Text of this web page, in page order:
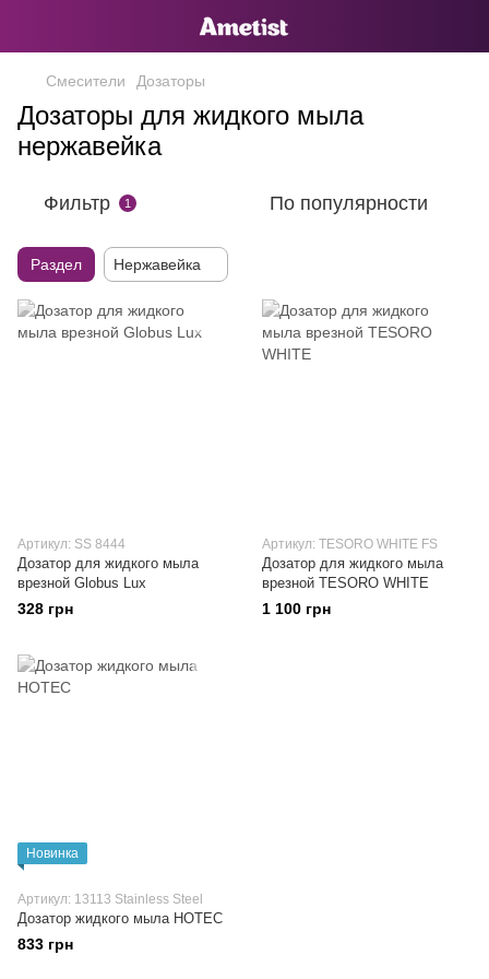
Смесители Дозаторы
Дозаторы для жидкого мыла
нержавейка
Фильтр 1 По популярности
Раздел Нержавейка
Артикул: SS 8444
Дозатор для жидкого мыла
врезной Globus Lux
328 грн
Артикул: TESORO WHITE FS
Дозатор для жидкого мыла
врезной TESORO WHITE
1 100 грн
Новинка
Артикул: 13113 Stainless Steel
Дозатор жидкого мыла HOTEC
833 грн